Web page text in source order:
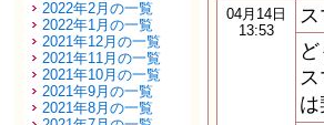
2022年2月の一覧
2022年1月の一覧
2021年12月の一覧
2021年11月の一覧
2021年10月の一覧
2021年9月の一覧
2021年8月の一覧
04月14日
13:53
ス